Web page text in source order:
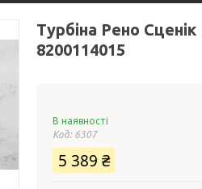
Турбіна Рено
8200114015
В наявності
Код: 6307
5 389 ₴